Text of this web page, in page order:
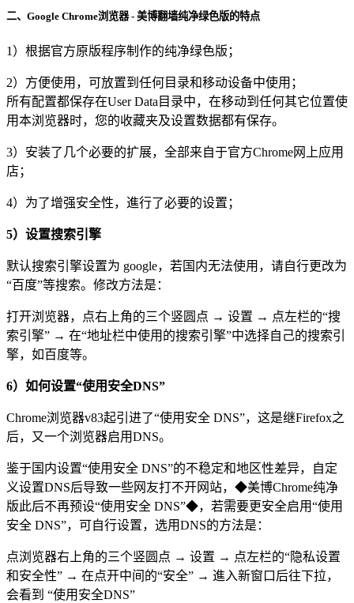
二、Google Chrome浏览器 - 美博翻墙纯净绿色版的特点
1）根据官方原版程序制作的纯净绿色版；
2）方便使用，可放置到任何目录和移动设备中使用；
所有配置都保存在User Data目录中，在移动到任何其它位置使
用本浏览器时，您的收藏夹及设置数据都有保存。
3）安装了几个必要的扩展，全部来自于官方Chrome网上应用
店；
4）为了增强安全性，進行了必要的设置；
5）设置搜索引擎
默认搜索引擎设置为 google，若国内无法使用，请自行更改为
“百度”等搜索。修改方法是：
打开浏览器，点右上角的三个竖圆点 → 设置 → 点左栏的“搜
索引擎” → 在“地址栏中使用的搜索引擎”中选择自己的搜索引
擎，如百度等。
6）如何设置“使用安全DNS”
Chrome浏览器v83起引进了“使用安全 DNS”，这是继Firefox之
后，又一个浏览器启用DNS。
鉴于国内设置“使用安全 DNS”的不稳定和地区性差异，自定
义设置DNS后导致一些网友打不开网站，◆美博Chrome纯净
版此后不再预设“使用安全 DNS”◆，若需要更安全启用“使用
安全 DNS”，可自行设置，选用DNS的方法是：
点浏览器右上角的三个竖圆点 → 设置 → 点左栏的“隐私设置
和安全性” → 在点开中间的“安全” → 進入新窗口后往下拉，
会看到 “使用安全DNS”